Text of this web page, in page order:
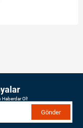
Haberdar Ol!
Gönder